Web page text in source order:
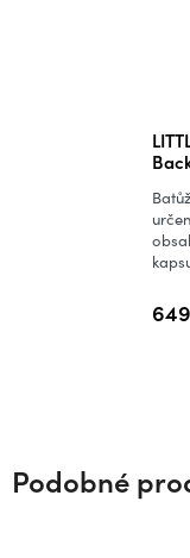
je
5,0
5
Podobné